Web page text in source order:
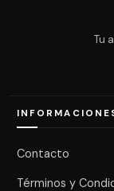
Tu
Contacto
Términos y